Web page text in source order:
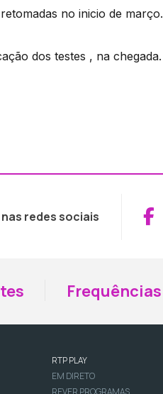
no inicio de março.
dos testes , na chegada.
redes sociais
Frequências
RTP PLAY
EM DIRETO
REVER PROGRAMAS